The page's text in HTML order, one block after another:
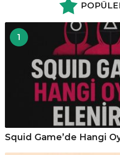
1
Squid Game’de Hangi